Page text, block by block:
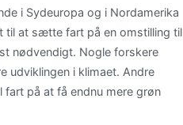
i Sydeuropa og i Nordamerika
til at sætte fart på en omstilling til
nødvendigt. Nogle forskere
udviklingen i klimaet. Andre
på at få endnu mere grøn